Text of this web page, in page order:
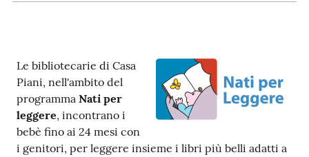
Casa
Le bibliotecarie di Casa
Piani, nell'ambito del
programma Nati per
leggere, incontrano i
bebè fino ai 24 mesi con
i genitori, per leggere insieme i libri più belli adatti a